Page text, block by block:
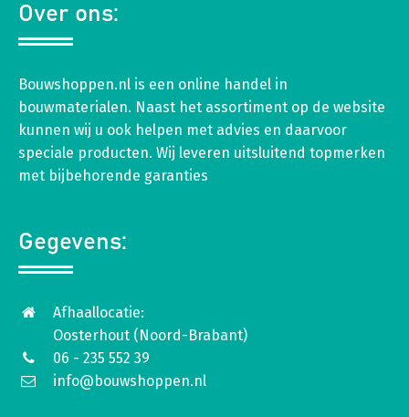
Over ons:
Bouwshoppen.nl is een online handel in
bouwmaterialen. Naast het assortiment op de website
kunnen wij u ook helpen met advies en daarvoor
speciale producten. Wij leveren uitsluitend topmerken
met bijbehorende garanties
Gegevens:
Afhaallocatie:
Oosterhout (Noord-Brabant)
06 - 235 552 39
info@bouwshoppen.nl